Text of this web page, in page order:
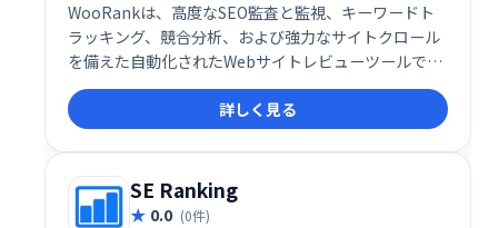
WooRankは、高度なSEO監査と監視、キーワードト
ラッキング、競合分析、および強力なサイトクロール
を備えた自動化されたWebサイトレビューツールで
す。WooRankを使用すると、SEOの状態を簡単に監視
し、実用的なアドバイスや洞察を得て、Webサイトを
最適化できます。
詳しく見る
SE Ranking
0.0 (0件)